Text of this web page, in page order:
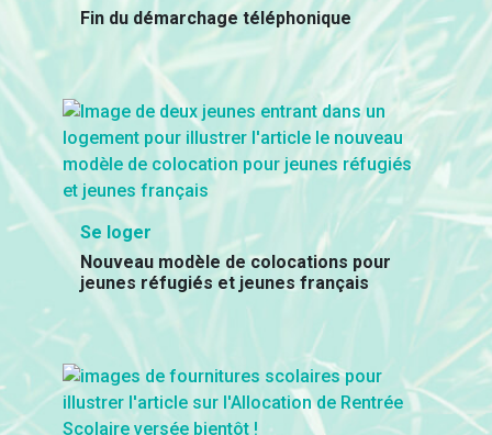
Fin du démarchage téléphonique
Se loger
Nouveau modèle de colocations pour
jeunes réfugiés et jeunes français